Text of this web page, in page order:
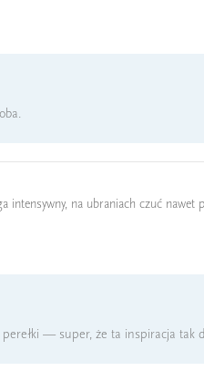
na ubraniach czuć nawet
— super, że ta inspiracja tak